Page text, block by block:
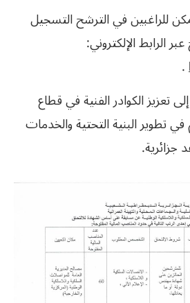
للراغبين في الترشح التسجيل
الرابط الإلكتروني:
.
تعزيز الكوادر الفنية في قطاع
تطوير البنية التحتية والخدمات
جزائرية.